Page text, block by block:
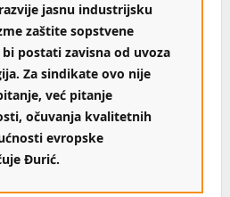
jasnu industrijsku
zaštite sopstvene
postati zavisna od uvoza
Za sindikate ovo nije
već pitanje
očuvanja kvalitetnih
evropske
Đurić.